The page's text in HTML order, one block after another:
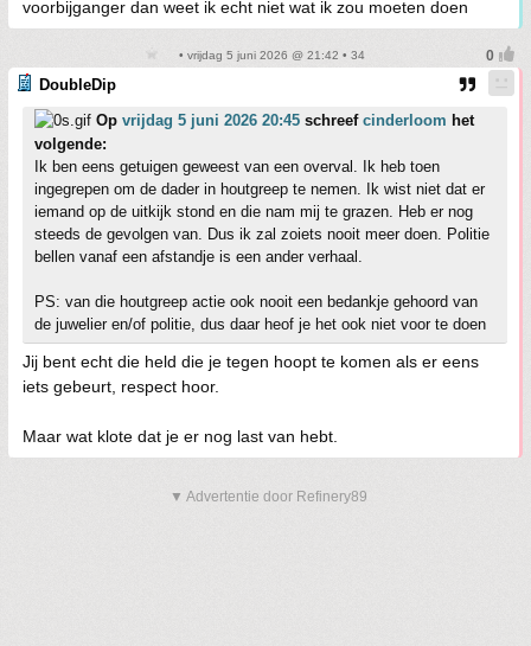
voorbijganger dan weet ik echt niet wat ik zou moeten doen
• vrijdag 5 juni 2026 @ 21:42 • 34
DoubleDip
Op vrijdag 5 juni 2026 20:45 schreef cinderloom het
volgende:
Ik ben eens getuigen geweest van een overval. Ik heb toen
ingegrepen om de dader in houtgreep te nemen. Ik wist niet dat er
iemand op de uitkijk stond en die nam mij te grazen. Heb er nog
steeds de gevolgen van. Dus ik zal zoiets nooit meer doen. Politie
bellen vanaf een afstandje is een ander verhaal.
PS: van die houtgreep actie ook nooit een bedankje gehoord van
de juwelier en/of politie, dus daar heof je het ook niet voor te doen
Jij bent echt die held die je tegen hoopt te komen als er eens
iets gebeurt, respect hoor.
Maar wat klote dat je er nog last van hebt.
▼ Advertentie door Refinery89